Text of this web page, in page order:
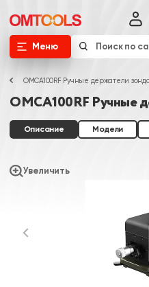
Меню
OMCA100RF Ручные держатели
OMCA100RF Ручные
Описание Модели
Увеличить